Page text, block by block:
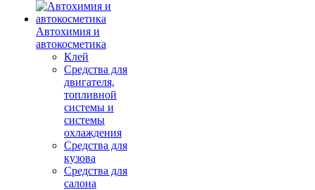
Автохимия и
автокосметика
Клей
Средства для
двигателя,
топливной
системы и
системы
охлаждения
Средства для
кузова
Средства для
салона